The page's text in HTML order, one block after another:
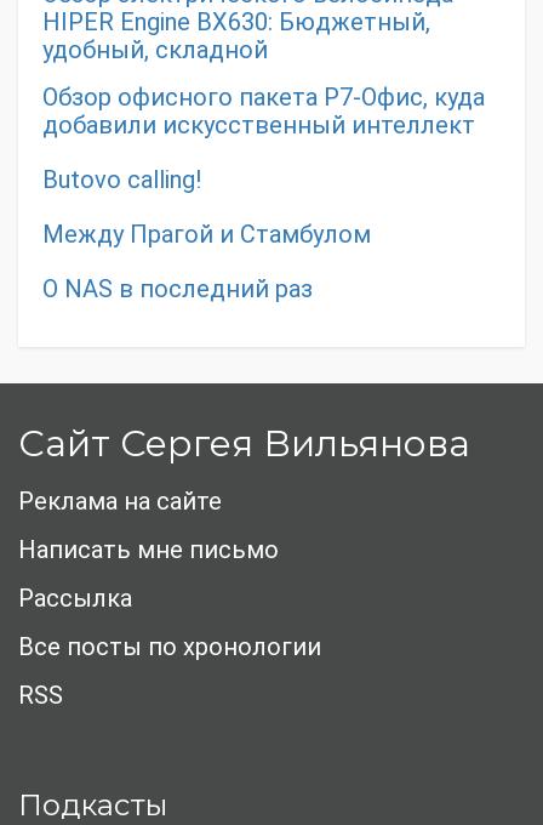
HIPER Engine BX630: Бюджетный,
удобный, складной
Обзор офисного пакета Р7-Офис, куда
добавили искусственный интеллект
Butovo calling!
Между Прагой и Стамбулом
О NAS в последний раз
Сайт Сергея Вильянова
Реклама на сайте
Написать мне письмо
Рассылка
Все посты по хронологии
RSS
Подкасты